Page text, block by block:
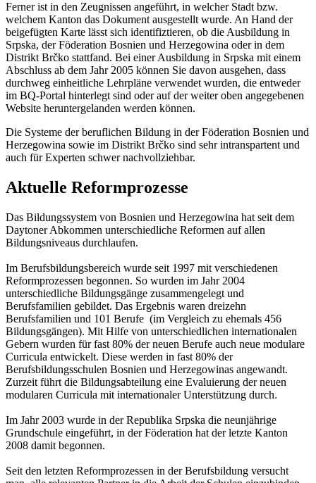
Ferner ist in den Zeugnissen angeführt, in welcher Stadt bzw.
welchem Kanton das Dokument ausgestellt wurde. An Hand der
beigefügten Karte lässt sich identifiztieren, ob die Ausbildung in
Srpska, der Föderation Bosnien und Herzegowina oder in dem
Distrikt Brčko stattfand. Bei einer Ausbildung in Srpska mit einem
Abschluss ab dem Jahr 2005 können Sie davon ausgehen, dass
durchweg einheitliche Lehrpläne verwendet wurden, die entweder
im BQ-Portal hinterlegt sind oder auf der weiter oben angegebenen
Website heruntergelanden werden können.
Die Systeme der beruflichen Bildung in der Föderation Bosnien und
Herzegowina sowie im Distrikt Brčko sind sehr intranspartent und
auch für Experten schwer nachvollziehbar.
Aktuelle Reformprozesse
Das Bildungssystem von Bosnien und Herzegowina hat seit dem
Daytoner Abkommen unterschiedliche Reformen auf allen
Bildungsniveaus durchlaufen.
Im Berufsbildungsbereich wurde seit 1997 mit verschiedenen
Reformprozessen begonnen. So wurden im Jahr 2004
unterschiedliche Bildungsgänge zusammengelegt und
Berufsfamilien gebildet. Das Ergebnis waren dreizehn
Berufsfamilien und 101 Berufe (im Vergleich zu ehemals 456
Bildungsgängen). Mit Hilfe von unterschiedlichen internationalen
Gebern wurden für fast 80% der neuen Berufe auch neue modulare
Curricula entwickelt. Diese werden in fast 80% der
Berufsbildungsschulen Bosnien und Herzegowinas angewandt.
Zurzeit führt die Bildungsabteilung eine Evaluierung der neuen
modularen Curricula mit internationaler Unterstützung durch.
Im Jahr 2003 wurde in der Republika Srpska die neunjährige
Grundschule eingeführt, in der Föderation hat der letzte Kanton
2008 damit begonnen.
Seit den letzten Reformprozessen in der Berufsbildung versucht